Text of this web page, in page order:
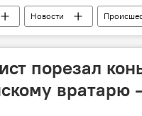
Новости
порезал
вратарю